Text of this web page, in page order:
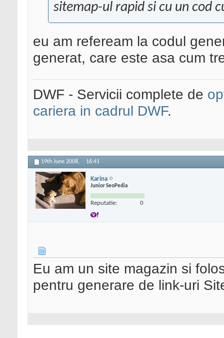
sitemap-ul rapid si cu un cod
eu am refeream la codul
generat, care este asa cum
DWF - Servicii complete de
cariera in cadrul DWF.
19th June 2008, 16:41
Karina
Junior SeoPedia
Reputatie: 0
Eu am un site magazin si
pentru generare de link-uri